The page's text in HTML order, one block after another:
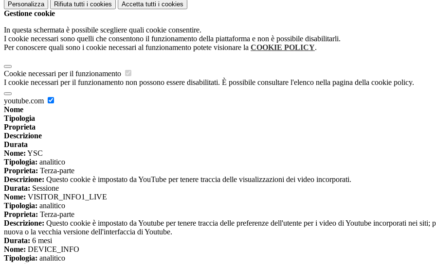
Personalizza Rifiuta tutti i cookies Accetta tutti i cookies
Gestione cookie
In questa schermata è possibile scegliere quali cookie consentire.
I cookie necessari sono quelli che consentono il funzionamento della piattaforma e non è possibile disabilitarli.
Per conoscere quali sono i cookie necessari al funzionamento potete visionare la COOKIE POLICY.
Cookie necessari per il funzionamento
I cookie necessari per il funzionamento non possono essere disabilitati. È possibile consultare l'elenco nella pagina della cookie policy.
youtube.com
Nome
Tipologia
Proprieta
Descrizione
Durata
Nome: YSC
Tipologia: analitico
Proprieta: Terza-parte
Descrizione: Questo cookie è impostato da YouTube per tenere traccia delle visualizzazioni dei video incorporati.
Durata: Sessione
Nome: VISITOR_INFO1_LIVE
Tipologia: analitico
Proprieta: Terza-parte
Descrizione: Questo cookie è impostato da Youtube per tenere traccia delle preferenze dell'utente per i video di Youtube incorporati nei
nuova o la vecchia versione dell'interfaccia di Youtube.
Durata: 6 mesi
Nome: DEVICE_INFO
Tipologia: analitico